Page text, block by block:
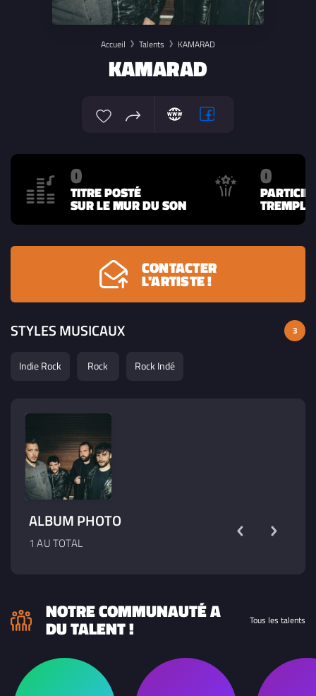
Accueil Talents KAMARAD
KAMARAD
0
TITRE POSTÉ
SUR LE MUR DU SON
0
CONTACTER
L'ARTISTE !
STYLES MUSICAUX 3
Indie Rock Rock Rock Indé
ALBUM PHOTO
1 AU TOTAL
NOTRE COMMUNAUTÉ A
DU TALENT ! Tous les talents